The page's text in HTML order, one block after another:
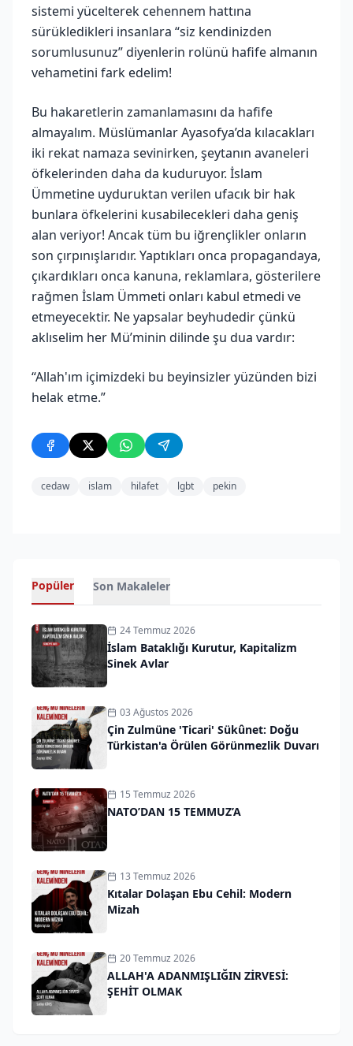
sistemi yücelterek cehennem hattına
sürükledikleri insanlara “siz kendinizden
sorumlusunuz” diyenlerin rolünü hafife almanın
vehametini fark edelim!
Bu hakaretlerin zamanlamasını da hafife
almayalım. Müslümanlar Ayasofya’da kılacakları
iki rekat namaza sevinirken, şeytanın avaneleri
öfkelerinden daha da kuduruyor. İslam
Ümmetine uyduruktan verilen ufacık bir hak
bunlara öfkelerini kusabilecekleri daha geniş
alan veriyor! Ancak tüm bu iğrençlikler onların
son çırpınışlarıdır. Yaptıkları onca propagandaya,
çıkardıkları onca kanuna, reklamlara, gösterilere
rağmen İslam Ümmeti onları kabul etmedi ve
etmeyecektir. Ne yapsalar beyhudedir çünkü
aklıselim her Mü’minin dilinde şu dua vardır:
“Allah'ım içimizdeki bu beyinsizler yüzünden bizi
helak etme.”
cedaw islam hilafet lgbt pekin
Popüler Son Makaleler
24 Temmuz 2026
İslam Bataklığı Kurutur, Kapitalizm
Sinek Avlar
03 Ağustos 2026
Çin Zulmüne 'Ticari' Sükûnet: Doğu
Türkistan'a Örülen Görünmezlik Duvarı
15 Temmuz 2026
NATO’DAN 15 TEMMUZ’A
13 Temmuz 2026
Kıtalar Dolaşan Ebu Cehil: Modern
Mizah
20 Temmuz 2026
ALLAH'A ADANMIŞLIĞIN ZİRVESİ:
ŞEHİT OLMAK